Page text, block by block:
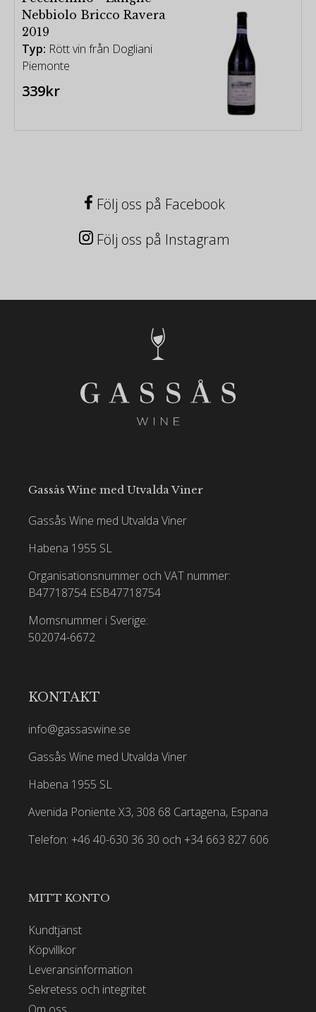
Nebbiolo Bricco Ravera
2019
Typ: Rött vin från Dogliani
Piemonte
339kr
Följ oss på Facebook
Följ oss på Instagram
Gassås Wine med Utvalda Viner
Gassås Wine med Utvalda Viner
Habena 1955 SL
Organisationsnummer och VAT nummer:
B47718754 ESB47718754
Momsnummer i Sverige:
502074-6672
KONTAKT
info@gassaswine.se
Gassås Wine med Utvalda Viner
Habena 1955 SL
Avenida Poniente X3, 308 68 Cartagena, Espana
Telefon: +46 40-630 36 30 och +34 663 827 606
MITT KONTO
Kundtjänst
Köpvillkor
Leveransinformation
Sekretess och integritet
Om oss